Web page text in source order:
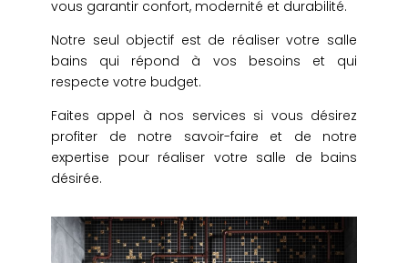
vous garantir confort, modernité et durabilité.
Notre seul objectif est de réaliser votre salle
bains qui répond à vos besoins et qui
respecte votre budget.
Faites appel à nos services si vous désirez
profiter de notre savoir-faire et de notre
expertise pour réaliser votre salle de bains
désirée.